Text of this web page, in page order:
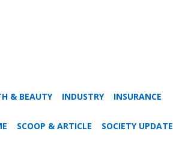
& BEAUTY INDUSTRY INSURANCE
SCOOP & ARTICLE SOCIETY UPDATE